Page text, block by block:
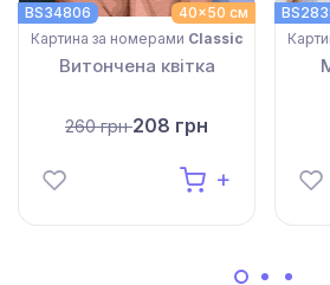
40x50 см
BS34806
Картина за номерами Classic
Витончена квітка
260 грн208 грн